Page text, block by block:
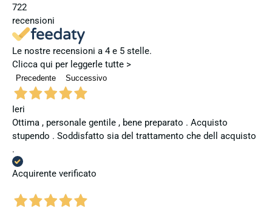
722
recensioni
Le nostre recensioni a 4 e 5 stelle.
Clicca qui per leggerle tutte >
Precedente Successivo
Ieri
Ottima , personale gentile , bene preparato . Acquisto
stupendo . Soddisfatto sia del trattamento che dell acquisto
.
Acquirente verificato